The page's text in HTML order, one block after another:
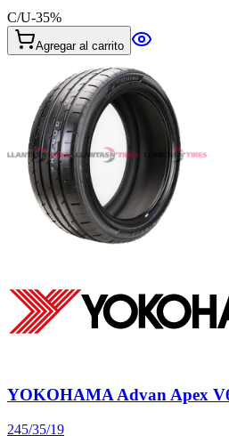
C/U-35%
Agregar al carrito
YOKOHAMA Advan Apex
245/35/19